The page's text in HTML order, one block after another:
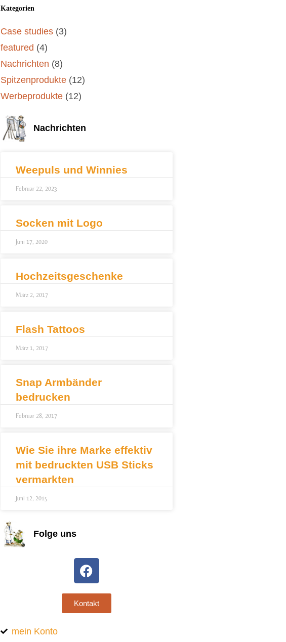
Kategorien
Case studies (3)
featured (4)
Nachrichten (8)
Spitzenprodukte (12)
Werbeprodukte (12)
Nachrichten
Weepuls und Winnies
Februar 22, 2023
Socken mit Logo
Juni 17, 2020
Hochzeitsgeschenke
März 2, 2017
Flash Tattoos
März 1, 2017
Snap Armbänder
bedrucken
Februar 28, 2017
Wie Sie ihre Marke effektiv
mit bedruckten USB Sticks
vermarkten
Juni 12, 2015
Folge uns
Kontakt
mein Konto